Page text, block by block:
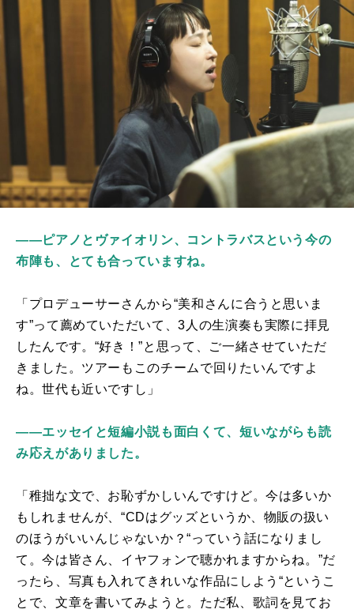
――ピアノとヴァイオリン、コントラバスという今の
布陣も、とても合っていますね。
「プロデューサーさんから“美和さんに合うと思いま
す”って薦めていただいて、3 人の生演奏も実際に拝見
したんです。“好き！”と思って、ご一緒させていただ
きました。ツアーもこのチームで回りたいんですよ
ね。世代も近いですし」
――エッセイと短編小説も面白くて、短いながらも読
み応えがありました。
「稚拙な文で、お恥ずかしいんですけど。今は多いか
もしれませんが、“CDはグッズというか、物販の扱い
のほうがいいんじゃないか？“っていう話になりまし
て。今は皆さん、イヤフォンで聴かれますからね。”だ
ったら、写真も入れてきれいな作品にしよう“というこ
とで、文章を書いてみようと。ただ私、歌詞を見てお